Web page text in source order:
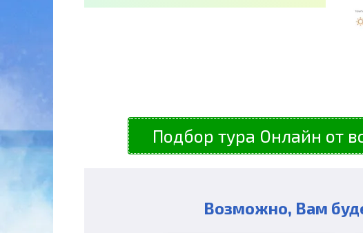
Подбор тура Онлайн от
Возможно, Вам